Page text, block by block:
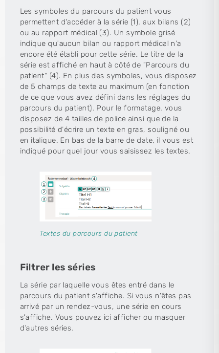
Les symboles du parcours du patient vous
permettent d'accéder à la série (1), aux bilans (2)
ou au rapport médical (3). Un symbole grisé
indique qu'aucun bilan ou rapport médical n'a
encore été établi pour cette série. Le titre de la
série est affiché en haut à côté de "Parcours du
patient" (4). En plus des symboles, vous disposez
de 5 champs de texte au maximum (en fonction
de ce que vous avez défini dans les réglages du
parcours du patient). Pour le formatage, vous
disposez de 4 tailles de police ainsi que de la
possibilité d'écrire un texte en gras, souligné ou
en italique. En bas de la barre de date, il vous est
indiqué pour quel jour vous saisissez les textes.
Textes du parcours du patient
Filtrer les séries
La série par laquelle vous êtes entré dans le
parcours du patient s'affiche. Si vous n'êtes pas
arrivé par un rendez-vous, une série en cours
s'affiche. Vous pouvez ici afficher ou masquer
d'autres séries.